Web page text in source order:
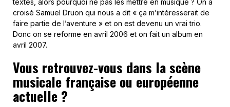
textes, alors pourquoi ne pas les mettre en musique ? On a
croisé Samuel Druon qui nous a dit « ça m’intéresserait de
faire partie de l’aventure » et on est devenu un vrai trio.
Donc on se reforme en avril 2006 et on fait un album en
avril 2007.
Vous retrouvez-vous dans la scène
musicale française ou européenne
actuelle ?